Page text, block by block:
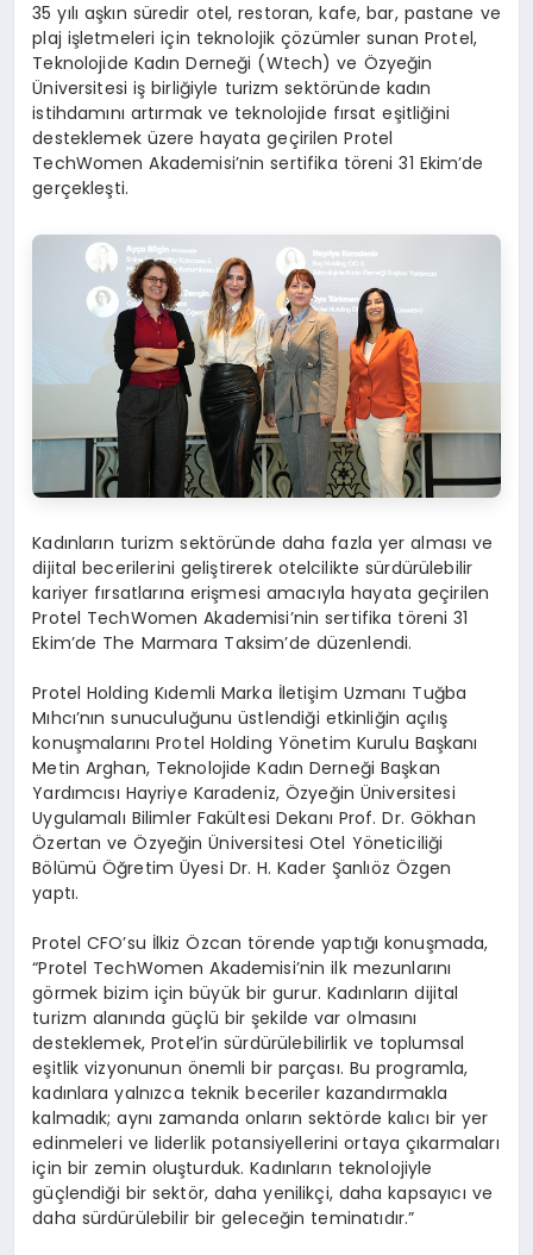
35 yılı aşkın süredir otel, restoran, kafe, bar, pastane ve
plaj işletmeleri için teknolojik çözümler sunan Protel,
Teknolojide Kadın Derneği (Wtech) ve Özyeğin
Üniversitesi iş birliğiyle turizm sektöründe kadın
istihdamını artırmak ve teknolojide fırsat eşitliğini
desteklemek üzere hayata geçirilen Protel
TechWomen Akademisi’nin sertifika töreni 31 Ekim’de
gerçekleşti.
Kadınların turizm sektöründe daha fazla yer alması ve
dijital becerilerini geliştirerek otelcilikte sürdürülebilir
kariyer fırsatlarına erişmesi amacıyla hayata geçirilen
Protel TechWomen Akademisi’nin sertifika töreni 31
Ekim’de The Marmara Taksim’de düzenlendi.
Protel Holding Kıdemli Marka İletişim Uzmanı Tuğba
Mıhcı’nın sunuculuğunu üstlendiği etkinliğin açılış
konuşmalarını Protel Holding Yönetim Kurulu Başkanı
Metin Arghan, Teknolojide Kadın Derneği Başkan
Yardımcısı Hayriye Karadeniz, Özyeğin Üniversitesi
Uygulamalı Bilimler Fakültesi Dekanı Prof. Dr. Gökhan
Özertan ve Özyeğin Üniversitesi Otel Yöneticiliği
Bölümü Öğretim Üyesi Dr. H. Kader Şanlıöz Özgen
yaptı.
Protel CFO’su İlkiz Özcan törende yaptığı konuşmada,
“Protel TechWomen Akademisi’nin ilk mezunlarını
görmek bizim için büyük bir gurur. Kadınların dijital
turizm alanında güçlü bir şekilde var olmasını
desteklemek, Protel’in sürdürülebilirlik ve toplumsal
eşitlik vizyonunun önemli bir parçası. Bu programla,
kadınlara yalnızca teknik beceriler kazandırmakla
kalmadık; aynı zamanda onların sektörde kalıcı bir yer
edinmeleri ve liderlik potansiyellerini ortaya çıkarmaları
için bir zemin oluşturduk. Kadınların teknolojiyle
güçlendiği bir sektör, daha yenilikçi, daha kapsayıcı ve
daha sürdürülebilir bir geleceğin teminatıdır.”